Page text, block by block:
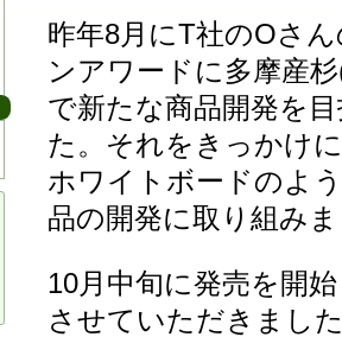
昨年8月にT社のOさ
ンアワードに多摩産
で新たな商品開発を
た。それをきっかけ
ホワイトボードのよ
品の開発に取り組み
10月中旬に発売を開
させていただきまし